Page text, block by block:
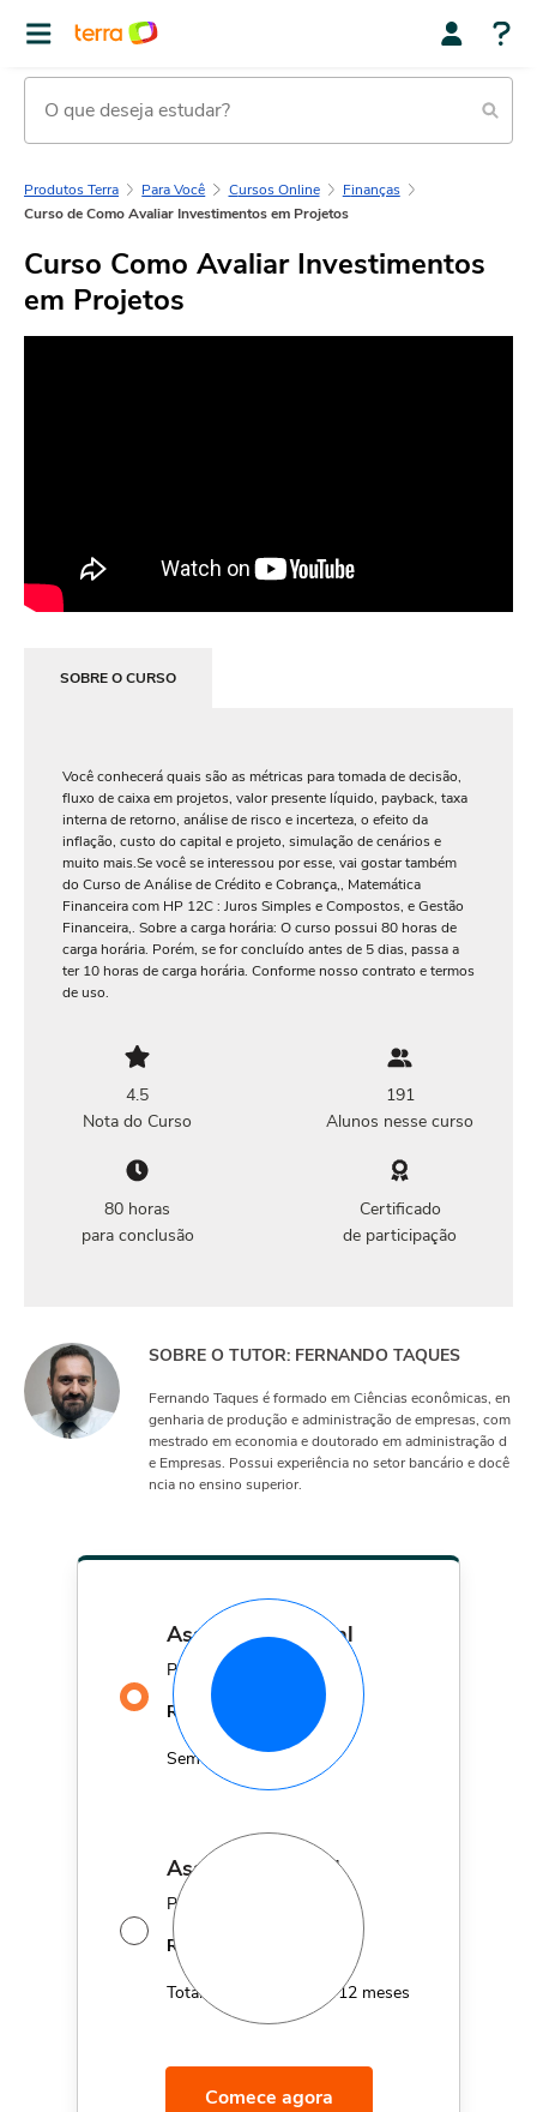
Produtos Terra Para Você Cursos Online
Finanças
Curso de Como Avaliar Investimentos em Projetos
Curso Como Avaliar Investimentos
em Projetos
SOBRE O CURSO
Você conhecerá quais são as métricas para tomada de decisão,
fluxo de caixa em projetos, valor presente líquido, payback, taxa
interna de retorno, análise de risco e incerteza, o efeito da
inflação, custo do capital e projeto, simulação de cenários e
muito mais.Se você se interessou por esse, vai gostar também
do Curso de Análise de Crédito e Cobrança,, Matemática
Financeira com HP 12C : Juros Simples e Compostos, e Gestão
Financeira,. Sobre a carga horária: O curso possui 80 horas de
carga horária. Porém, se for concluído antes de 5 dias, passa a
ter 10 horas de carga horária. Conforme nosso contrato e termos
de uso.
4.5
Nota do Curso
191
Alunos nesse curso
80 horas
para conclusão
Certificado
de participação
SOBRE O TUTOR: FERNANDO TAQUES
Fernando Taques é formado em Ciências econômicas, en
genharia de produção e administração de empresas, com
mestrado em economia e doutorado em administração d
e Empresas. Possui experiência no setor bancário e docê
ncia no ensino superior.
assinatura mensal
Por apenas
R$
29,90 MÊS
Sem fidelidade
assinatura anual
Por apenas 12x de
R$
MÊS
Total de R$179,40 por 12 meses
Comece agora